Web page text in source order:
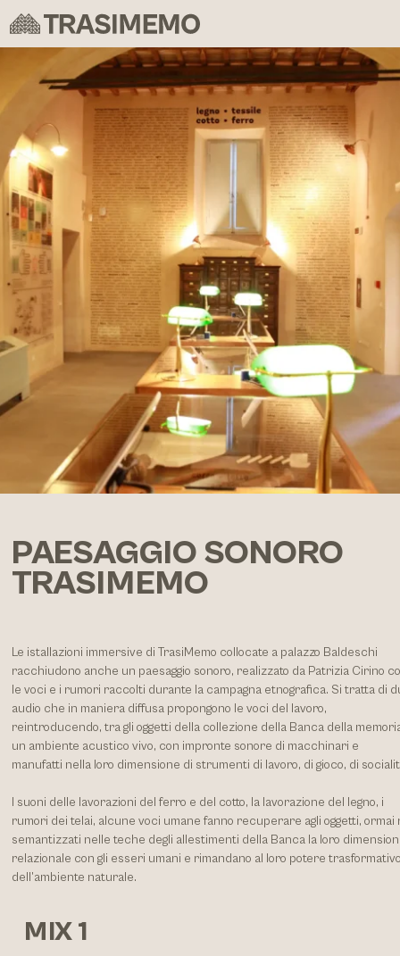
PAESAGGIO SONORO
TRASIMEMO
Le istallazioni immersive di TrasiMemo collocate a palazzo Baldeschi
racchiudono anche un paesaggio sonoro, realizzato da Patrizia Cirino
le voci e i rumori raccolti durante la campagna etnografica. Si tratta di
audio che in maniera diffusa propongono le voci del lavoro,
reintroducendo, tra gli oggetti della collezione della Banca della
un ambiente acustico vivo, con impronte sonore di macchinari e
manufatti nella loro dimensione di strumenti di lavoro, di gioco, di
I suoni delle lavorazioni del ferro e del cotto, la lavorazione del legno, i
rumori dei telai, alcune voci umane fanno recuperare agli oggetti, ormai
semantizzati nelle teche degli allestimenti della Banca la loro
relazionale con gli esseri umani e rimandano al loro potere
dell’ambiente naturale.
MIX 1